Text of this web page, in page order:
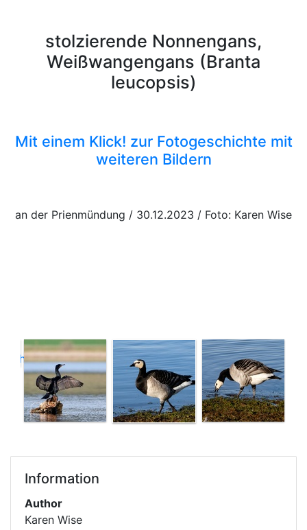
stolzierende Nonnengans,
Weißwangengans (Branta
leucopsis)
Mit einem Klick! zur Fotogeschichte mit
weiteren Bildern
an der Prienmündung / 30.12.2023 / Foto: Karen Wise
Information
Author
Karen Wise